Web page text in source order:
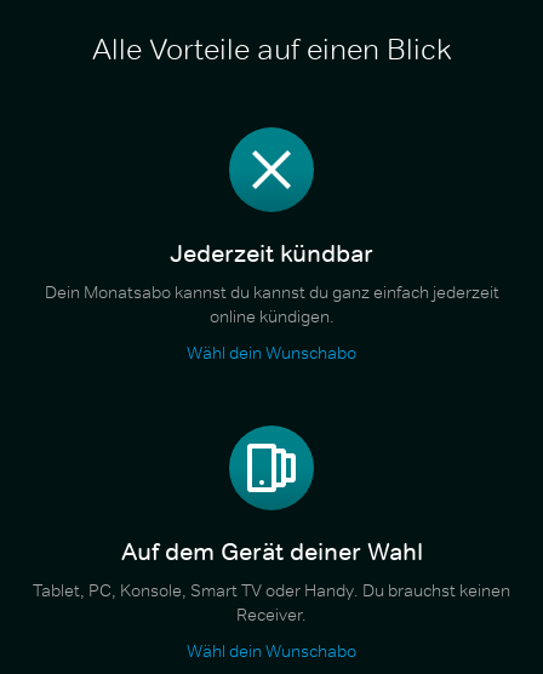
Alle Vorteile auf einen Blick
Jederzeit kündbar
Dein Monatsabo kannst du kannst du ganz einfach jederzeit
online kündigen.
Wähl dein Wunschabo
Auf dem Gerät deiner Wahl
Tablet, PC, Konsole, Smart TV oder Handy. Du brauchst keinen
Receiver.
Wähl dein Wunschabo